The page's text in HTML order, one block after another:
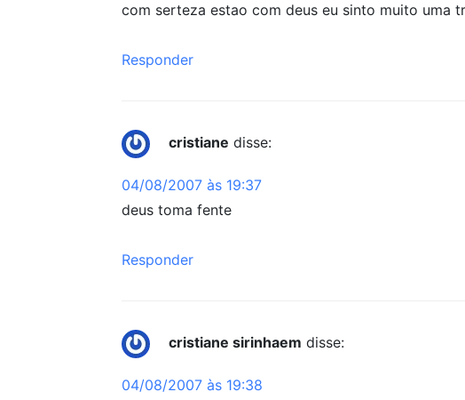
com serteza estao com deus eu sinto muito uma
Responder
cristiane disse:
04/08/2007 às 19:37
deus toma fente
Responder
cristiane sirinhaem disse:
04/08/2007 às 19:38